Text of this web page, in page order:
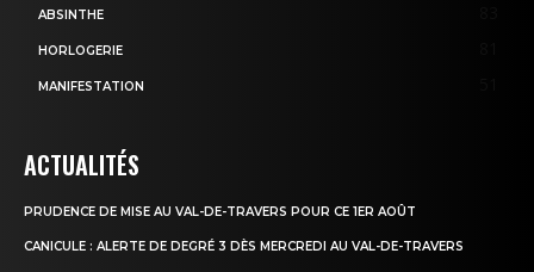
ABSINTHE
HORLOGERIE
MANIFESTATION
ACTUALITÉS
PRUDENCE DE MISE AU VAL-DE-TRAVERS POUR CE 1ER AOÛT
CANICULE : ALERTE DE DEGRÉ 3 DÈS MERCREDI AU VAL-DE-TRAVERS